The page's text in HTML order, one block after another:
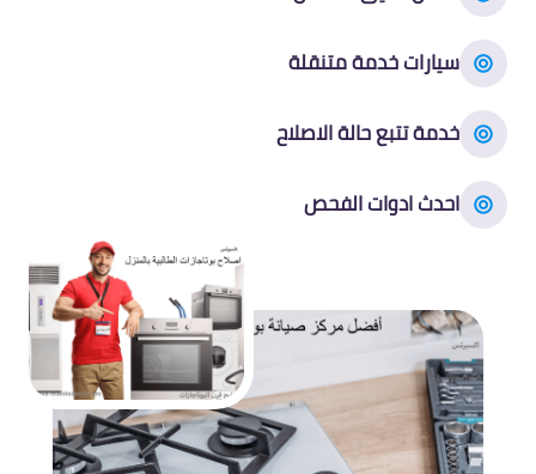
سيارات خدمة متنقلة
خدمة تتبع حالة الاصلاح
احدث ادوات الفحص